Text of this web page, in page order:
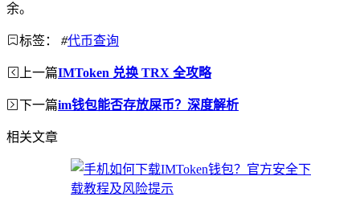
余。
标签： #代币查询
上一篇IMToken 兑换 TRX 全攻略
下一篇im钱包能否存放屎币？深度解析
相关文章